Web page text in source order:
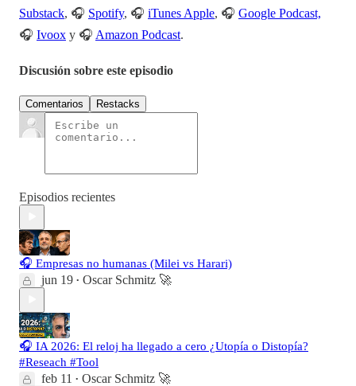
Substack, 🎧 Spotify, 🎧 iTunes Apple, 🎧 Google Podcast,
🎧 Ivoox y 🎧 Amazon Podcast.
Discusión sobre este episodio
Comentarios Restacks
Episodios recientes
🎧 Empresas no humanas (Milei vs Harari)
jun 19 • Oscar Schmitz 🚀
🎧 IA 2026: El reloj ha llegado a cero ¿Utopía o Distopía?
#Reseach #Tool
feb 11 • Oscar Schmitz 🚀